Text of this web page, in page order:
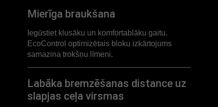
Mierīga braukšana
Iegūstiet klusāku un komfortablāku gaitu.
EcoControl optimizētais bloku izkārtojums
samazina trokšņu līmeni.
Labāka bremzēšanas distance uz
slapjas ceļa virsmas